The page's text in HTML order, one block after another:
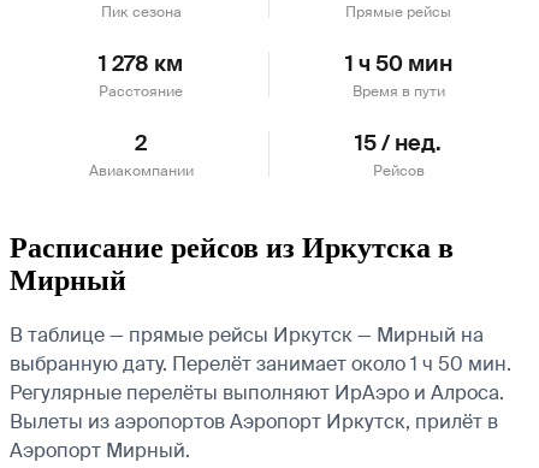
Пик сезона Прямые рейсы
1 278 км
Расстояние
1 ч 50 мин
Время в пути
2
Авиакомпании
15 / нед.
Рейсов
Расписание рейсов из Иркутска в
Мирный
В таблице — прямые рейсы Иркутск — Мирный на
выбранную дату. Перелёт занимает около 1 ч 50 мин.
Регулярные перелёты выполняют ИрАэро и Алроса.
Вылеты из аэропортов Аэропорт Иркутск, прилёт в
Аэропорт Мирный.